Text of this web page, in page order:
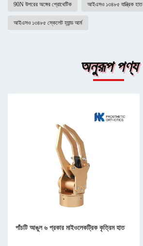
90N উপরের অঙ্গের প্রোথেটিক আইএসও ১৩৪৮৫ যান্ত্রিক হাত
আইএসও ১৩৪৮৫ স্কেলেট হ্যান্ড আর্ম
অনুরূপ পণ্য
পাঁচটি আঙুল ৬ প্রকার মাইওলেকট্রিক কৃত্রিম হাত